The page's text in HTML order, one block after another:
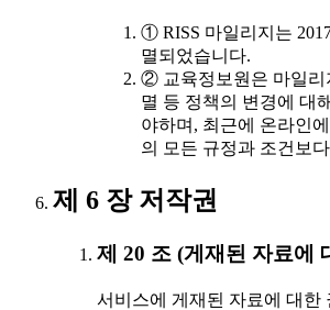
① RISS 마일리지는
멸되었습니다.
② 교육정보원은 마일리
멸 등 정책의 변경에 대
야하며, 최근에 온라인
의 모든 규정과 조건보
제 6 장 저작권
제 20 조 (게재된 자료에
서비스에 게재된 자료에 대한